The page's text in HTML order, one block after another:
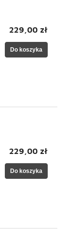
229,00 zł
Do koszyka
229,00 zł
Do koszyka